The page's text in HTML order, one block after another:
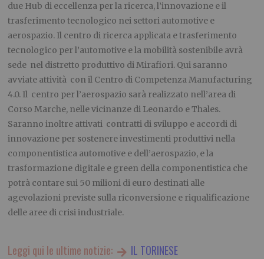
due Hub di eccellenza per la ricerca, l’innovazione e il
trasferimento tecnologico nei settori automotive e
aerospazio. Il centro di ricerca applicata e trasferimento
tecnologico per l’automotive e la mobilità sostenibile avrà
sede nel distretto produttivo di Mirafiori. Qui saranno
avviate attività con il Centro di Competenza Manufacturing
4.0. Il centro per l’aerospazio sarà realizzato nell’area di
Corso Marche, nelle vicinanze di Leonardo e Thales.
Saranno inoltre attivati contratti di sviluppo e accordi di
innovazione per sostenere investimenti produttivi nella
componentistica automotive e dell’aerospazio, e la
trasformazione digitale e green della componentistica che
potrà contare sui 50 milioni di euro destinati alle
agevolazioni previste sulla riconversione e riqualificazione
delle aree di crisi industriale.
Leggi qui le ultime notizie: IL TORINESE